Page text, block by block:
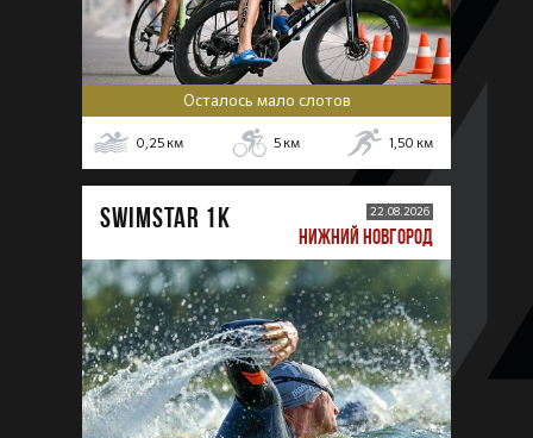
Осталось мало слотов
0,25 км 5 км 1,50 км
SWIMSTAR 1K 22.08.2026
НИЖНИЙ НОВГОРОД